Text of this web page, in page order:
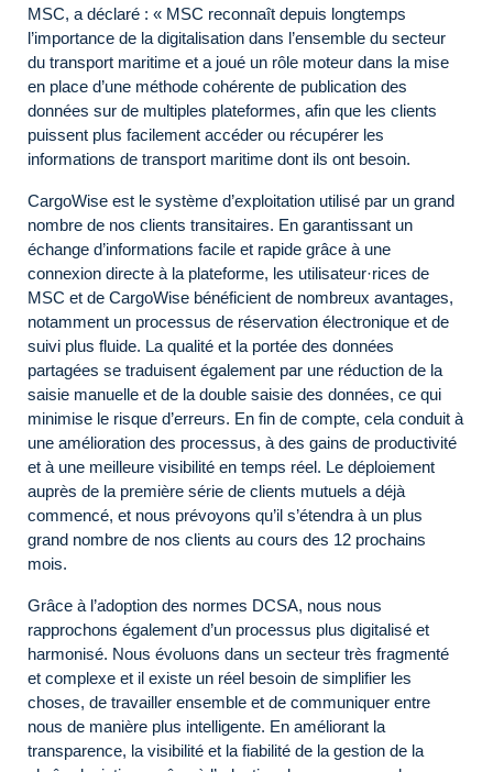
MSC, a déclaré : « MSC reconnaît depuis longtemps
l’importance de la digitalisation dans l’ensemble du secteur
du transport maritime et a joué un rôle moteur dans la mise
en place d’une méthode cohérente de publication des
données sur de multiples plateformes, afin que les clients
puissent plus facilement accéder ou récupérer les
informations de transport maritime dont ils ont besoin.
CargoWise est le système d’exploitation utilisé par un grand
nombre de nos clients transitaires. En garantissant un
échange d’informations facile et rapide grâce à une
connexion directe à la plateforme, les utilisateur·rices de
MSC et de CargoWise bénéficient de nombreux avantages,
notamment un processus de réservation électronique et de
suivi plus fluide. La qualité et la portée des données
partagées se traduisent également par une réduction de la
saisie manuelle et de la double saisie des données, ce qui
minimise le risque d’erreurs. En fin de compte, cela conduit à
une amélioration des processus, à des gains de productivité
et à une meilleure visibilité en temps réel. Le déploiement
auprès de la première série de clients mutuels a déjà
commencé, et nous prévoyons qu’il s’étendra à un plus
grand nombre de nos clients au cours des 12 prochains
mois.
Grâce à l’adoption des normes DCSA, nous nous
rapprochons également d’un processus plus digitalisé et
harmonisé. Nous évoluons dans un secteur très fragmenté
et complexe et il existe un réel besoin de simplifier les
choses, de travailler ensemble et de communiquer entre
nous de manière plus intelligente. En améliorant la
transparence, la visibilité et la fiabilité de la gestion de la